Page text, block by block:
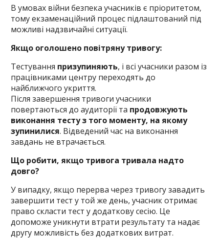
В умовах війни безпека учасників є пріоритетом,
тому екзаменаційний процес підлаштований під
можливі надзвичайні ситуації.
Якщо оголошено повітряну тривогу:
Тестування призупиняють, і всі учасники разом із
працівниками центру переходять до
найближчого укриття.
Після завершення тривоги учасники
повертаються до аудиторії та продовжують
виконання тесту з того моменту, на якому
зупинилися. Відведений час на виконання
завдань не втрачається.
Що робити, якщо тривога тривала надто
довго?
У випадку, якщо перерва через тривогу завадить
завершити тест у той же день, учасник отримає
право скласти тест у додаткову сесію. Це
допоможе уникнути втрати результату та надає
другу можливість без додаткових витрат.